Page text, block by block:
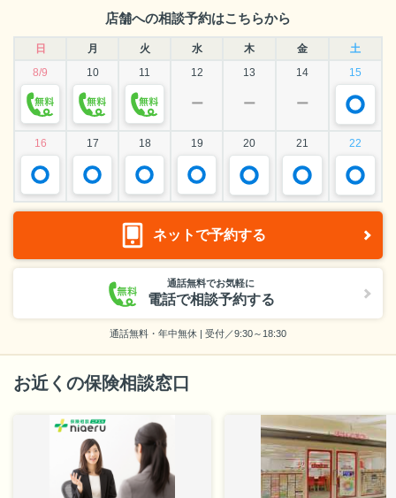
店舗への相談予約はこちらから
日 月 火 水 木 金
土
8/9
10 11 12 13 14 15
ー ー ー
16 17 18 19 20 21 22
ネットで予約する
通話無料でお気軽に
電話で相談予約する
通話無料・年中無休 | 受付／9:30～18:30
お近くの保険相談窓口